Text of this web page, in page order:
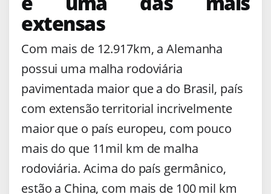
extensas
Com mais de 12.917km, a Alemanha
possui uma malha rodoviária
pavimentada maior que a do Brasil, país
com extensão territorial incrivelmente
maior que o país europeu, com pouco
mais do que 11mil km de malha
rodoviária. Acima do país germânico,
estão a China, com mais de 100 mil km